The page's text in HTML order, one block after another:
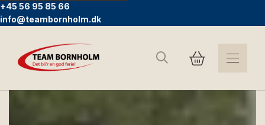
+45 56 95 85 66
info@teambornholm.dk
Sök